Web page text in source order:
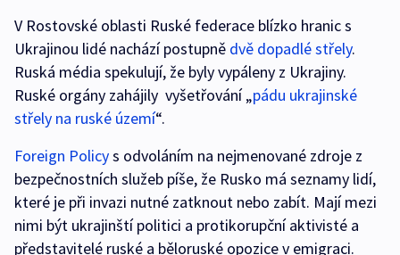
V Rostovské oblasti Ruské federace blízko hranic s
Ukrajinou lidé nachází postupně dvě dopadlé střely.
Ruská média spekulují, že byly vypáleny z Ukrajiny.
Ruské orgány zahájily vyšetřování „pádu ukrajinské
střely na ruské území“.
Foreign Policys odvoláním na nejmenované zdroje z
bezpečnostních služeb píše, že Rusko má seznamy lidí,
které je při invazi nutné zatknout nebo zabít. Mají mezi
nimi být ukrajinští politici a protikorupční aktivisté a
představitelé ruské a běloruské opozice v emigraci.